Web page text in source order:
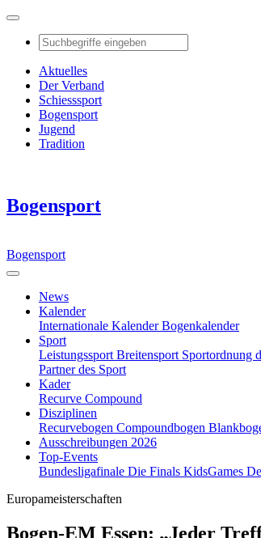
Aktuelles
Der Verband
Schiesssport
Bogensport
Jugend
Tradition
Bogensport
Bogensport
News
Kalender
Internationale KalenderBogenkalender
Sport
Leistungssport Breitensport Sportordnung
Partner des Sport
Kader
Recurve Compound
Disziplinen
Recurvebogen Compoundbogen
Ausschreibungen 2026
Top-Events
Bundesligafinale Die Finals KidsGames
Europameisterschaften
Bogen-EM Essen: „Jeder